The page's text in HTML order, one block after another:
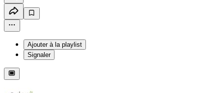
Ajouter à la playlist
Signaler